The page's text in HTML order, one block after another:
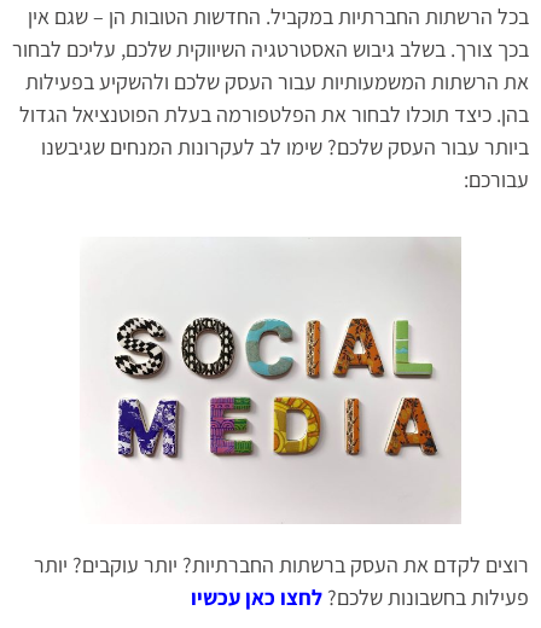
בכל הרשתות החברתיות במקביל. החדשות הטובות הן – שגם אין
בכך צורך. בשלב גיבוש האסטרטגיה השיווקית שלכם, עליכם לבחור
את הרשתות המשמעותיות עבור העסק שלכם ולהשקיע בפעילות
בהן. כיצד תוכלו לבחור את הפלטפורמה בעלת הפוטנציאל הגדול
ביותר עבור העסק שלכם? שימו לב לעקרונות המנחים שגיבשנו
עבורכם:
רוצים לקדם את העסק ברשתות החברתיות? יותר עוקבים? יותר
פעילות בחשבונות שלכם? לחצו כאן עכשיו